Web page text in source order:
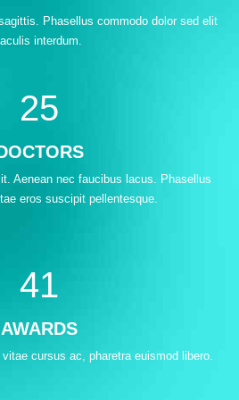
2
3
4
5
6
7
9
0
3
4
5
6
7
9
Phasellus commodo dolor sed elit
interdum.
0
2
3
5
6
7
3
5
6
7
0
Aenean nec faucibus lacus. Phasellus
eros suscipit pellentesque.
0
1
2
41
2
AWARDS
cursus ac, pharetra euismod libero.
0
1
2
4
5
6